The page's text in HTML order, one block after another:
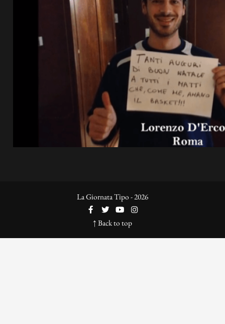
La Giornata Tipo - 2026
↑ Back to top